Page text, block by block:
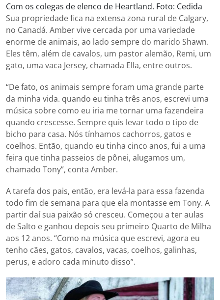
Com os colegas de elenco de Heartland. Foto: Cedida
Sua propriedade fica na extensa zona rural de Calgary,
no Canadá. Amber vive cercada por uma variedade
enorme de animais, ao lado sempre do marido Shawn.
Eles têm, além de cavalos, um pastor alemão, Remi, um
gato, uma vaca Jersey, chamada Ella, entre outros.
“De fato, os animais sempre foram uma grande parte
da minha vida. quando eu tinha três anos, escrevi uma
música sobre como eu iria me tornar uma fazendeira
quando crescesse. Sempre quis levar todo o tipo de
bicho para casa. Nós tínhamos cachorros, gatos e
coelhos. Então, quando eu tinha cinco anos, fui a uma
feira que tinha passeios de pônei, alugamos um,
chamado Tony”, conta Amber.
A tarefa dos pais, então, era levá-la para essa fazenda
todo fim de semana para que ela montasse em Tony. A
partir daí sua paixão só cresceu. Começou a ter aulas
de Salto e ganhou depois seu primeiro Quarto de Milha
aos 12 anos. “Como na música que escrevi, agora eu
tenho cães, gatos, cavalos, vacas, coelhos, galinhas,
perus, e adoro cada minuto disso”.